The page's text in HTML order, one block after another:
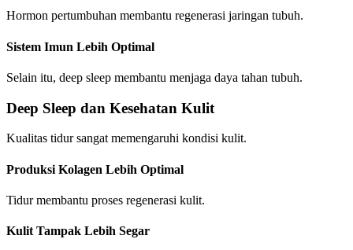
Hormon pertumbuhan membantu regenerasi jaringan tubuh.
Sistem Imun Lebih Optimal
Selain itu, deep sleep membantu menjaga daya tahan tubuh.
Deep Sleep dan Kesehatan Kulit
Kualitas tidur sangat memengaruhi kondisi kulit.
Produksi Kolagen Lebih Optimal
Tidur membantu proses regenerasi kulit.
Kulit Tampak Lebih Segar